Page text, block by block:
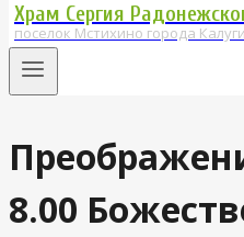
Храм Сергия
поселок Мстихино города Калуги
8.00